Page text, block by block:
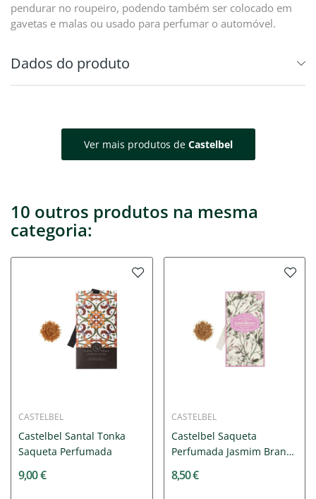
pendurar no roupeiro, podendo também ser colocado em
gavetas e malas ou usado para perfumar o automóvel.
Dados do produto
Ver mais produtos de Castelbel
10 outros produtos na mesma
categoria:
CASTELBEL
Castelbel Santal Tonka
Saqueta Perfumada
9,00 €
CASTELBEL
Castelbel Saqueta
Perfumada Jasmim Branco
8,50 €